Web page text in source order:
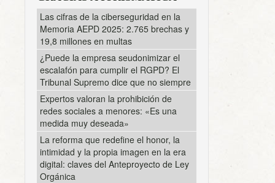
Las cifras de la ciberseguridad en la
Memoria AEPD 2025: 2.765 brechas y
19,8 millones en multas
¿Puede la empresa seudonimizar el
escalafón para cumplir el RGPD? El
Tribunal Supremo dice que no siempre
Expertos valoran la prohibición de
redes sociales a menores: «Es una
medida muy deseada»
La reforma que redefine el honor, la
intimidad y la propia imagen en la era
digital: claves del Anteproyecto de Ley
Orgánica